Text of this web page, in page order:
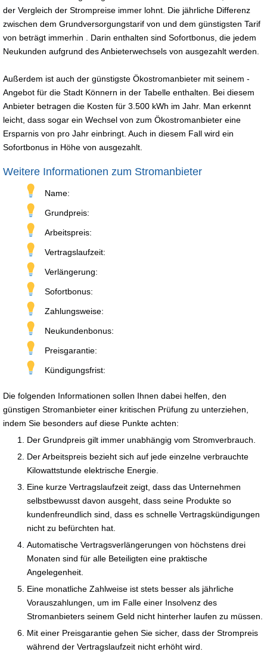
der Vergleich der Strompreise immer lohnt. Die jährliche Differenz
zwischen dem Grundversorgungstarif von und dem günstigsten Tarif
von beträgt immerhin . Darin enthalten sind Sofortbonus, die jedem
Neukunden aufgrund des Anbieterwechsels von ausgezahlt werden.
Außerdem ist auch der günstigste Ökostromanbieter mit seinem -
Angebot für die Stadt Könnern in der Tabelle enthalten. Bei diesem
Anbieter betragen die Kosten für 3.500 kWh im Jahr. Man erkennt
leicht, dass sogar ein Wechsel von zum Ökostromanbieter eine
Ersparnis von pro Jahr einbringt. Auch in diesem Fall wird ein
Sofortbonus in Höhe von ausgezahlt.
Weitere Informationen zum Stromanbieter
Name:
Grundpreis:
Arbeitspreis:
Vertragslaufzeit:
Verlängerung:
Sofortbonus:
Zahlungsweise:
Neukundenbonus:
Preisgarantie:
Kündigungsfrist:
Die folgenden Informationen sollen Ihnen dabei helfen, den
günstigen Stromanbieter einer kritischen Prüfung zu unterziehen,
indem Sie besonders auf diese Punkte achten:
Der Grundpreis gilt immer unabhängig vom Stromverbrauch.
Der Arbeitspreis bezieht sich auf jede einzelne verbrauchte
Kilowattstunde elektrische Energie.
Eine kurze Vertragslaufzeit zeigt, dass das Unternehmen
selbstbewusst davon ausgeht, dass seine Produkte so
kundenfreundlich sind, dass es schnelle Vertragskündigungen
nicht zu befürchten hat.
Automatische Vertragsverlängerungen von höchstens drei
Monaten sind für alle Beteiligten eine praktische
Angelegenheit.
Eine monatliche Zahlweise ist stets besser als jährliche
Vorauszahlungen, um im Falle einer Insolvenz des
Stromanbieters seinem Geld nicht hinterher laufen zu müssen.
Mit einer Preisgarantie gehen Sie sicher, dass der Strompreis
während der Vertragslaufzeit nicht erhöht wird.